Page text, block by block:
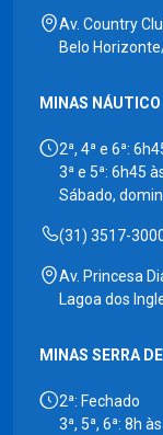
Av. Country
Belo
MINAS NÁUTICO
2ª, 4ª e 6ª:
3ª e 5ª: 6h45
Sábado,
(31) 3517-
Av. Princesa
Lagoa dos
MINAS SERRA
2ª: Fechado
3ª, 5ª, 6ª: 8h